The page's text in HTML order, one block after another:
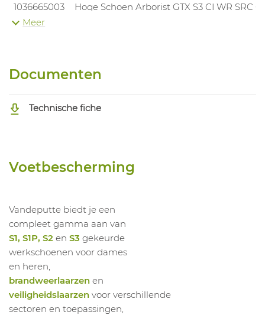
1036665003
Hoge Schoen Arborist GTX S3 CI WR SRC
1036665004
1036665007
Hoge Schoen Arborist GTX S3 CI WR SRC
1036665008
Hoge Schoen Arborist GTX S3 CI WR SRC
1036665009
Meer
Documenten
Technische fiche
Voetbescherming
Vandeputte biedt je een
compleet gamma aan van
S1, S1P, S2 en S3 gekeurde
werkschoenen voor dames
en heren,
brandweerlaarzen en
veiligheidslaarzen voor verschillende
sectoren en toepassingen,